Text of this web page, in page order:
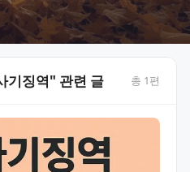
기징역" 관련 글 총 1편